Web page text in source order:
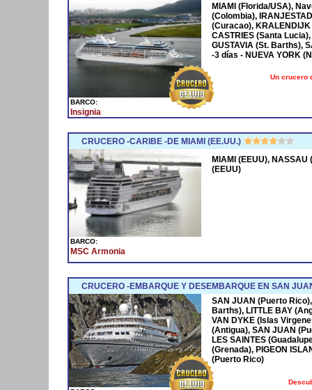
BARCO:
Insignia
MIAMI (Florida/USA),
(Colombia),
(Curacao), KRALENDIJK
CASTRIES (Santa
GUSTAVIA (St. Barths),
-3 días - NUEVA YORK
Un crucero
CRUCERO -CARIBE -DE MIAMI (EE.UU.)
BARCO:
MSC Armonia
MIAMI (EEUU), NASSAU
(EEUU)
CRUCERO -EMBARQUE Y DESEMBARQUE EN SAN
SAN JUAN (Puerto
Barths), LITTLE BAY
VAN DYKE (Islas
(Antigua), SAN JUAN
LES SAINTES
(Grenada), PIGEON
(Puerto Rico)